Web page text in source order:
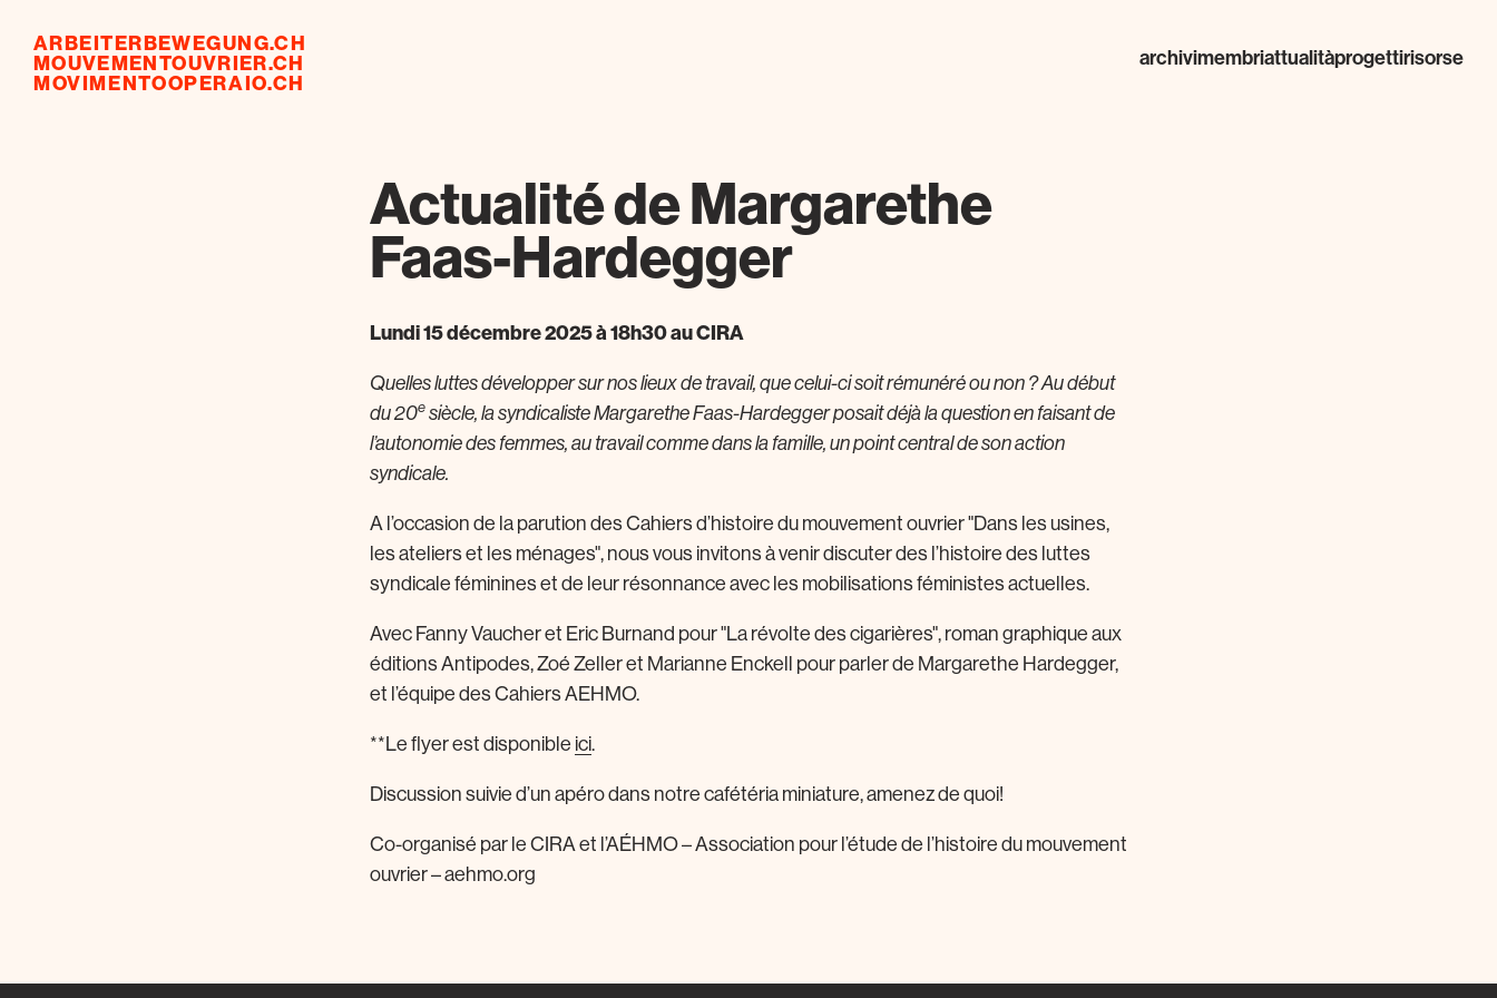
ARBEITERBEWEGUNG.CH
MOUVEMENTOUVRIER.CH
MOVIMENTOOPERAIO.CH
archivimembriattualitàprogettirisorse
Actualité de Margarethe
Faas-Hardegger
Lundi 15 décembre 2025 à 18h30 au CIRA
Quelles luttes développer sur nos lieux de travail, que celui-ci soit rémunéré ou non ? Au début
du 20e siècle, la syndicaliste Margarethe Faas-Hardegger posait déjà la question en faisant de
l’autonomie des femmes, au travail comme dans la famille, un point central de son action
syndicale.
A l’occasion de la parution des Cahiers d’histoire du mouvement ouvrier "Dans les usines,
les ateliers et les ménages", nous vous invitons à venir discuter des l’histoire des luttes
syndicale féminines et de leur résonnance avec les mobilisations féministes actuelles.
Avec Fanny Vaucher et Eric Burnand pour "La révolte des cigarières", roman graphique aux
éditions Antipodes, Zoé Zeller et Marianne Enckell pour parler de Margarethe Hardegger,
et l’équipe des Cahiers AEHMO.
**Le flyer est disponible ici.
Discussion suivie d’un apéro dans notre cafétéria miniature, amenez de quoi!
Co-organisé par le CIRA et l’AÉHMO – Association pour l’étude de l’histoire du mouvement
ouvrier – aehmo.org